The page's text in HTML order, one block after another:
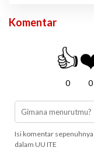
Komentar
👍
0 0
Isi komentar
dalam UU ITE